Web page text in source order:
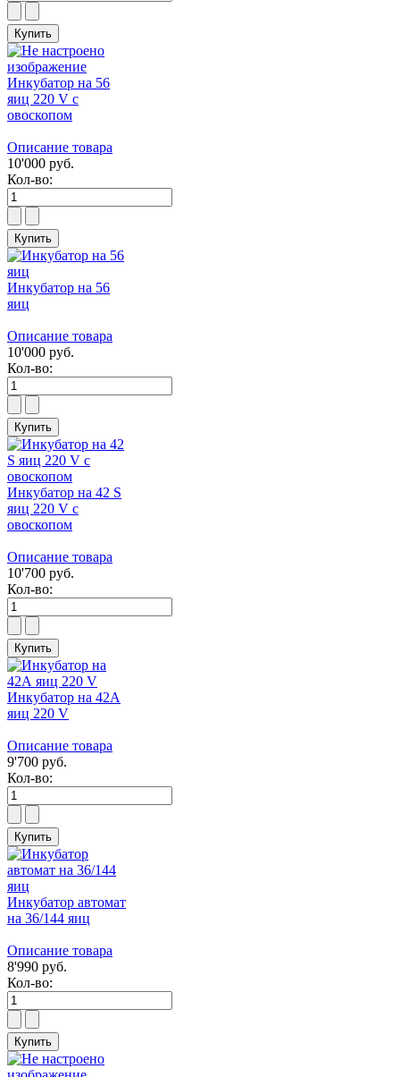
Инкубатор на 56
яиц 220 V с
овоскопом
Описание товара
10'000 руб.
Кол-во:
Инкубатор на 56
яиц
Описание товара
10'000 руб.
Кол-во:
Инкубатор на 42 S
яиц 220 V с
овоскопом
Описание товара
10'700 руб.
Кол-во:
Инкубатор на 42А
яиц 220 V
Описание товара
9'700 руб.
Кол-во:
Инкубатор автомат
на 36/144 яиц
Описание товара
8'990 руб.
Кол-во: